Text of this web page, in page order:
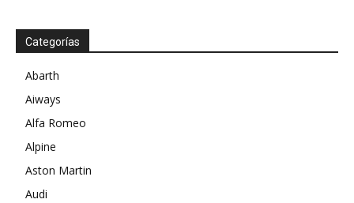
Categorías
Abarth
Aiways
Alfa Romeo
Alpine
Aston Martin
Audi